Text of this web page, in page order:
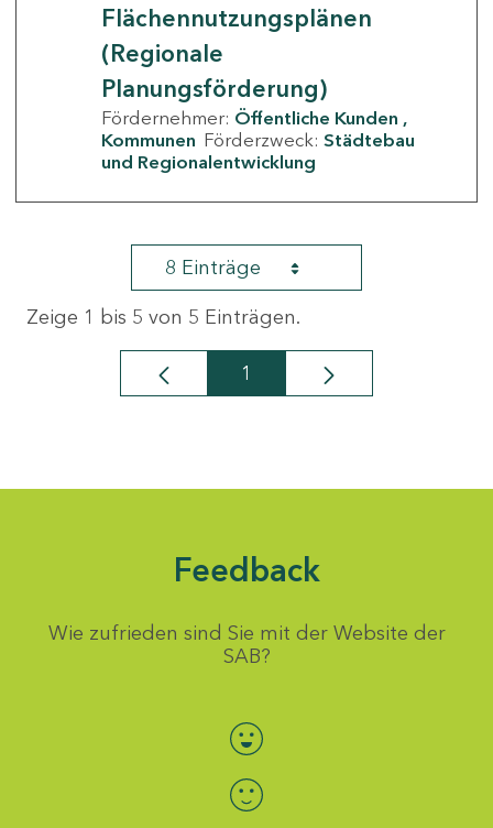
Flächennutzungsplänen
(Regionale
Planungsförderung)
Fördernehmer: Öffentliche Kunden
Kommunen Förderzweck: Städtebau
und Regionalentwicklung
8 Einträge
Zeige 1 bis 5 von 5 Einträgen.
Seite
1
Feedback
Wie zufrieden sind Sie mit der Website der
SAB?
Bewertung auswählen